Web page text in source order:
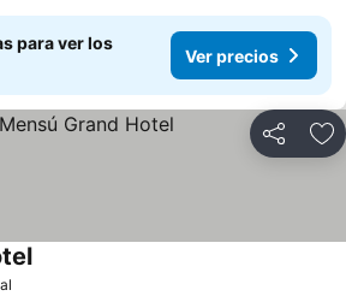
para ver los
Ver precios
Compartir